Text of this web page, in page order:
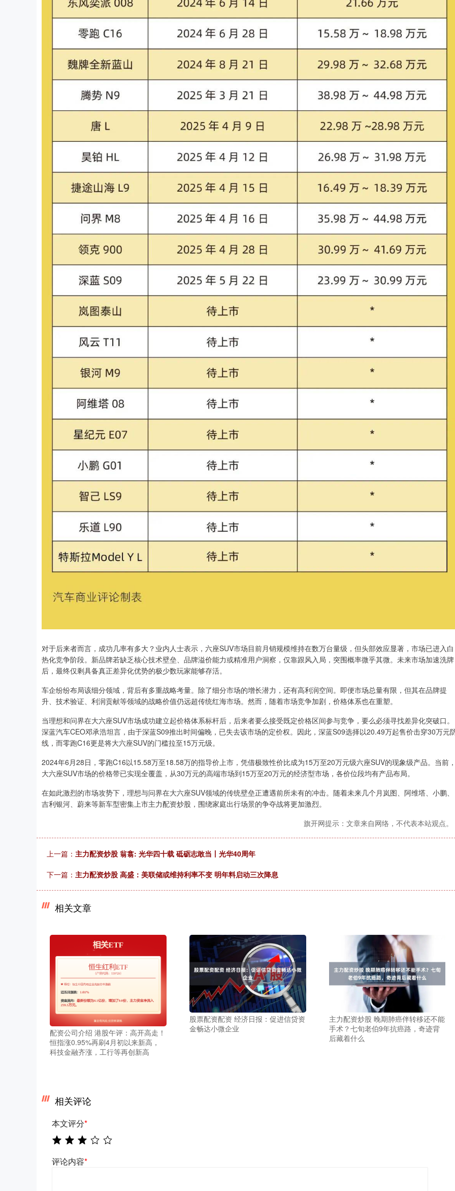
对于后来者而言，成功几率有多大？业内人士表示，六座SUV市场目前月销规模维持在数万台量级，但头部效应显著，市场已进入白
热化竞争阶段。新品牌若缺乏核心技术壁垒、品牌溢价能力或精准用户洞察，仅靠跟风入局，突围概率微乎其微。未来市场加速洗牌
后，最终仅剩具备真正差异化优势的极少数玩家能够存活。
车企纷纷布局该细分领域，背后有多重战略考量。除了细分市场的增长潜力，还有高利润空间。即便市场总量有限，但其在品牌提
升、技术验证、利润贡献等领域的战略价值仍远超传统红海市场。然而，随着市场竞争加剧，价格体系也在重塑。
当理想和问界在大六座SUV市场成功建立起价格体系标杆后，后来者要么接受既定价格区间参与竞争，要么必须寻找差异化突破口。
深蓝汽车CEO邓承浩坦言，由于深蓝S09推出时间偏晚，已失去该市场的定价权。因此，深蓝S09选择以20.49万起售价击穿30万元
线，而零跑C16更是将大六座SUV的门槛拉至15万元级。
2024年6月28日，零跑C16以15.58万至18.58万的指导价上市，凭借极致性价比成为15万至20万元级六座SUV的现象级产品。当前
大六座SUV市场的价格带已实现全覆盖，从30万元的高端市场到15万至20万元的经济型市场，各价位段均有产品布局。
在如此激烈的市场攻势下，理想与问界在大六座SUV领域的传统壁垒正遭遇前所未有的冲击。随着未来几个月岚图、阿维塔、小鹏、
吉利银河、蔚来等新车型密集上市主力配资炒股，围绕家庭出行场景的争夺战将更加激烈。
旗开网提示：文章来自网络，不代表本站观点。
上一篇： 主力配资炒股 翁翕: 光华四十载 砥砺志敢当丨光华40周年
下一篇： 主力配资炒股 高盛：美联储或维持利率不变 明年料启动三次降息
相关文章
配资公司介绍 港股午评：高开高走！
恒指涨0.95%再刷4月初以来新高，
科技金融齐涨，工行等再创新高
股票配资配资 经济日报：促进信贷资
金畅达小微企业
主力配资炒股 晚期肺癌伴转移还不能
手术？七旬老伯9年抗癌路，奇迹背
后藏着什么
相关评论
本文评分*
评论内容*